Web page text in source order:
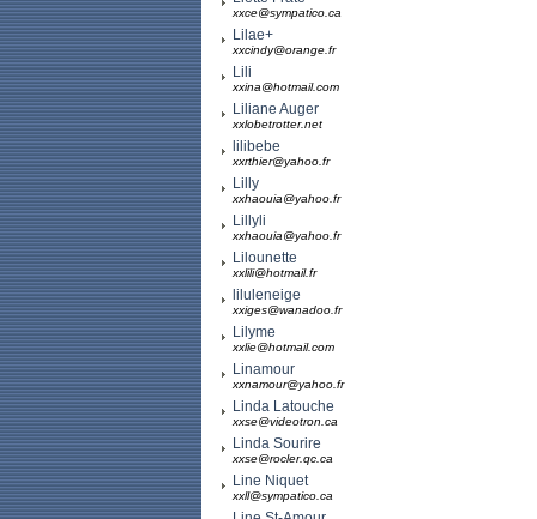
xxce@sympatico.ca
Lilae+
xxcindy@orange.fr
Lili
xxina@hotmail.com
Liliane Auger
xxlobetrotter.net
lilibebe
xxrthier@yahoo.fr
Lilly
xxhaouia@yahoo.fr
Lillyli
xxhaouia@yahoo.fr
Lilounette
xxlili@hotmail.fr
liluleneige
xxiges@wanadoo.fr
Lilyme
xxlie@hotmail.com
Linamour
xxnamour@yahoo.fr
Linda Latouche
xxse@videotron.ca
Linda Sourire
xxse@rocler.qc.ca
Line Niquet
xxll@sympatico.ca